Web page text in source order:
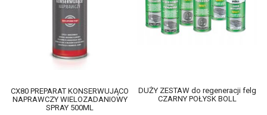
CX80 PREPARAT KONSERWUJĄCO
NAPRAWCZY WIELOZADANIOWY
SPRAY 500ML
DUŻY ZESTAW do regeneracji felg
CZARNY POŁYSK BOLL